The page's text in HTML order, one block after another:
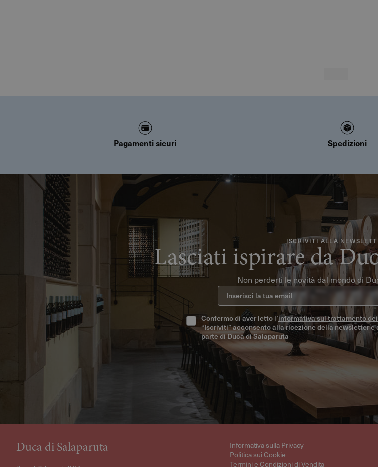
Pagamenti sicuri Spedizioni
ISCRIVITI ALLA
Lasciati ispirare da
Non perderti le novità dal mondo di
Inserisci la tua email
Confermo di aver letto l’informativa sul trattamento
“Iscriviti” acconsento alla ricezione della newsletter e
parte di Duca di Salaparuta
Duca di Salaparuta
Informativa sulla Privacy
Politica sui Cookie
Termini e Condizioni di Vendita